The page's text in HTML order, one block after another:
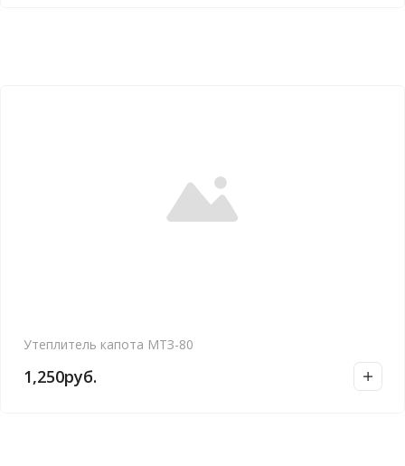
Утеплитель капота МТЗ-80
1,250руб.